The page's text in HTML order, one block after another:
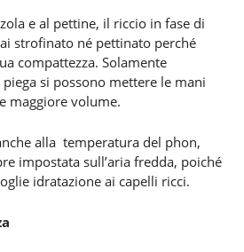
e al pettine, il riccio in fase di
strofinato né pettinato perché
compattezza. Solamente
si possono mettere le mani
maggiore volume.
alla temperatura del phon,
impostata sull’aria fredda, poiché
idratazione ai capelli ricci.